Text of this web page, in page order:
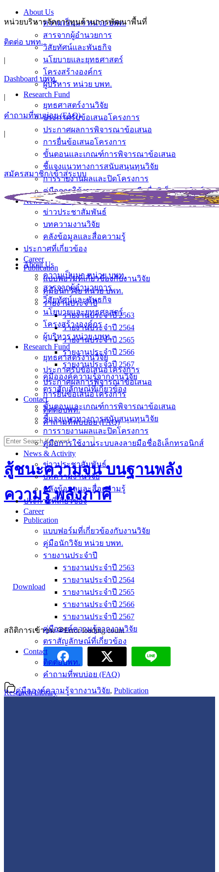
หน่วยบริหารจัดการทุนด้านการพัฒนาพื้นที่
ติดต่อ บพท.
|
Dashboard บพท.
|
คำถามที่พบบ่อย (FAQ)
|
สมัครสมาชิก/เข้าสู่ระบบ
About Us
ความเป็นมา หน่วย บพท.
สารจากผู้อำนวยการ
วิสัยทัศน์และพันธกิจ
นโยบายและยุทธศาสตร์
โครงสร้างองค์กร
ผู้บริหาร หน่วย บพท.
Research Fund
ยุทธศาสตร์งานวิจัย
ประกาศรับข้อเสนอโครงการ
ประกาศผลการพิจารณาข้อเสนอ
การยื่นข้อเสนอโครงการ
ขั้นตอนและเกณฑ์การพิจารณาข้อเสนอ
ชี้แจงแนวทางการสนับสนุนทุนวิจัย
การรายงานผลและปิดโครงการ
คู่มือการใช้งานระบบลงลายมือชื่ออิเล็กทรอนิกส์
News & Activity
ข่าวประชาสัมพันธ์
บทความงานวิจัย
คลังข้อมูลและสื่อความรู้
ประกาศที่เกี่ยวข้อง
Career
Publication
แบบฟอร์มที่เกี่ยวข้องกับงานวิจัย
คู่มือนักวิจัย หน่วย บพท.
รายงานประจำปี
รายงานประจำปี 2563
รายงานประจำปี 2564
รายงานประจำปี 2565
รายงานประจำปี 2566
รายงานประจำปี 2567
คู่มือองค์ความรู้จากงานวิจัย
ตราสัญลักษณ์ที่เกี่ยวข้อง
Contact
ติดต่อบพท.
คำถามที่พบบ่อย (FAQ)
Research Library
About Us
ความเป็นมา หน่วย บพท.
สารจากผู้อำนวยการ
วิสัยทัศน์และพันธกิจ
นโยบายและยุทธศาสตร์
โครงสร้างองค์กร
ผู้บริหาร หน่วย บพท.
Research Fund
ยุทธศาสตร์งานวิจัย
ประกาศรับข้อเสนอโครงการ
ประกาศผลการพิจารณาข้อเสนอ
การยื่นข้อเสนอโครงการ
ขั้นตอนและเกณฑ์การพิจารณาข้อเสนอ
ชี้แจงแนวทางการสนับสนุนทุนวิจัย
การรายงานผลและปิดโครงการ
คู่มือการใช้งานระบบลงลายมือชื่ออิเล็กทรอนิกส์
News & Activity
ข่าวประชาสัมพันธ์
บทความงานวิจัย
คลังข้อมูลและสื่อความรู้
ประกาศที่เกี่ยวข้อง
Career
Publication
แบบฟอร์มที่เกี่ยวข้องกับงานวิจัย
คู่มือนักวิจัย หน่วย บพท.
รายงานประจำปี
รายงานประจำปี 2563
รายงานประจำปี 2564
รายงานประจำปี 2565
รายงานประจำปี 2566
รายงานประจำปี 2567
คู่มือองค์ความรู้จากงานวิจัย
ตราสัญลักษณ์ที่เกี่ยวข้อง
Contact
ติดต่อบพท.
คำถามที่พบบ่อย (FAQ)
สู้ชนะความจน บนฐานพลัง
ความรู้ พลังภาคี
Download
สถิติการเข้าชม Error loading count
คู่มือองค์ความรู้จากงานวิจัย, Publication